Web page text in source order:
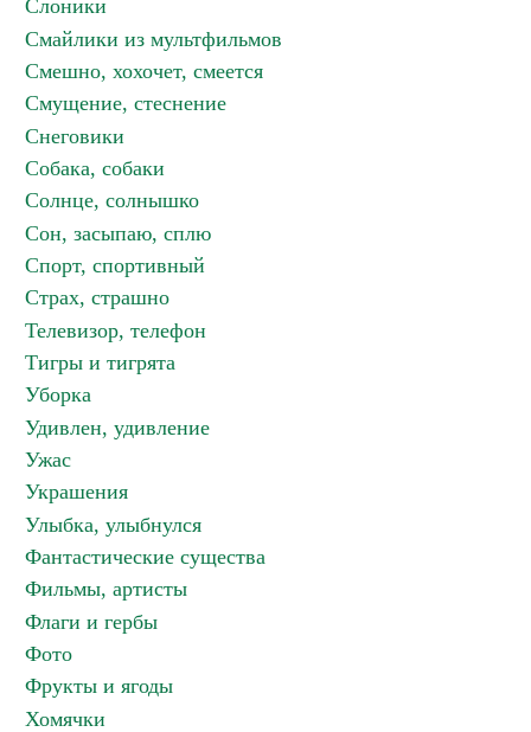
Слоники
Смайлики из мультфильмов
Смешно, хохочет, смеется
Смущение, стеснение
Снеговики
Собака, собаки
Солнце, солнышко
Сон, засыпаю, сплю
Спорт, спортивный
Страх, страшно
Телевизор, телефон
Тигры и тигрята
Уборка
Удивлен, удивление
Ужас
Украшения
Улыбка, улыбнулся
Фантастические существа
Фильмы, артисты
Флаги и гербы
Фото
Фрукты и ягоды
Хомячки